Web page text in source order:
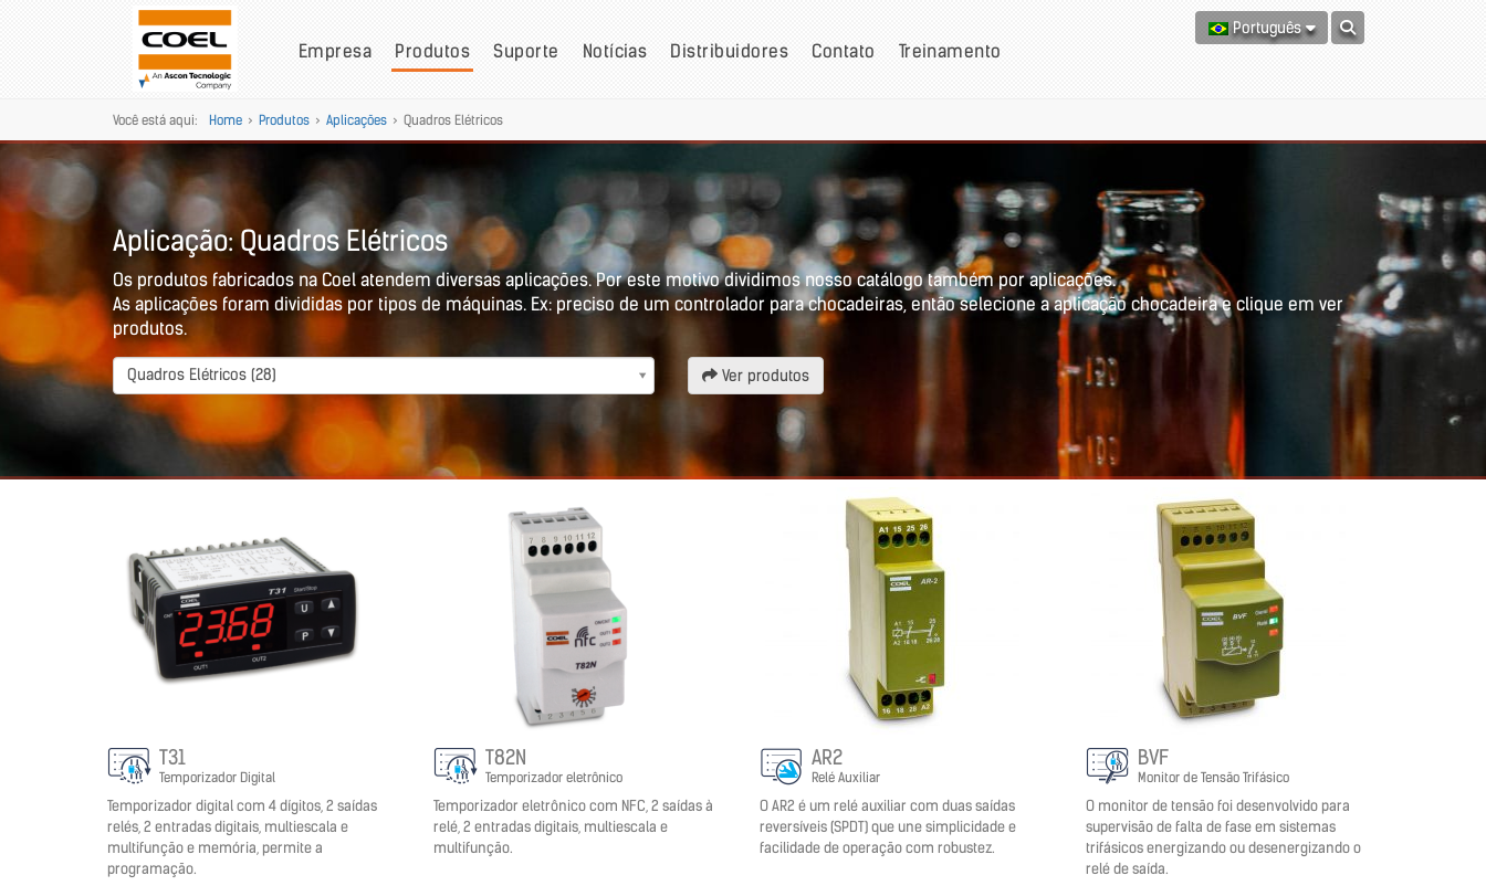
Português
Empresa Produtos Suporte Notícias Distribuidores Contato Treinamento
Você está aqui: Home > Produtos > Aplicações > Quadros Elétricos
Aplicação: Quadros Elétricos
Os produtos fabricados na Coel atendem diversas aplicações. Por este motivo dividimos nosso catálogo também por aplicações.
As aplicações foram divididas por tipos de máquinas. Ex: preciso de um controlador para chocadeiras, então selecione a aplicação chocadeira e clique em ver
produtos.
Quadros Elétricos (28) Ver produtos
T31
Temporizador Digital
Temporizador digital com 4 dígitos, 2 saídas
relés, 2 entradas digitais, multiescala e
multifunção e memória, permite a
programação.
T82N
Temporizador eletrônico
Temporizador eletrônico com NFC, 2 saídas à
relé, 2 entradas digitais, multiescala e
multifunção.
AR2
Relé Auxiliar
O AR2 é um relé auxiliar com duas saídas
reversíveis (SPDT) que une simplicidade e
facilidade de operação com robustez.
BVF
Monitor de Tensão Trifásico
O monitor de tensão foi desenvolvido para
supervisão de falta de fase em sistemas
trifásicos energizando ou desenergizando o
relé de saída.